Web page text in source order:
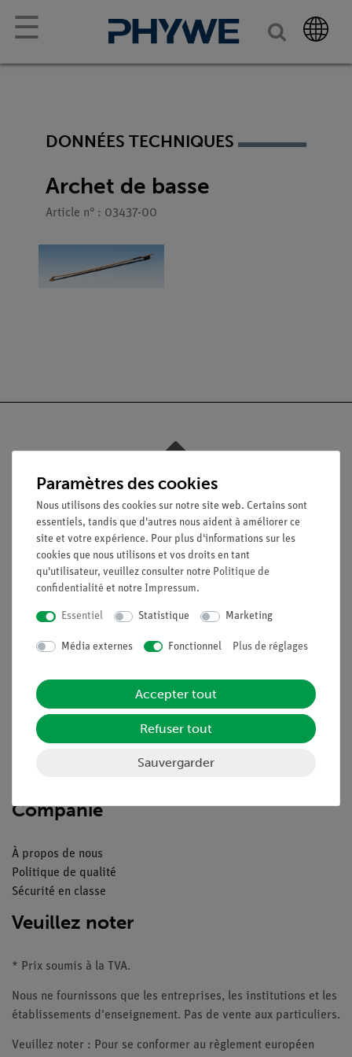
☰
DONNÉES TECHNIQUES
Archet de basse
Article n° : 03437-00
Nach oben
Légal
Contact
Conditions générales de vente
Déclaration de confidentialité
Service
Aperçu du service
Téléchargements
Catalogue
Companie
À propos de nous
Politique de qualité
Sécurité en classe
Veuillez noter
* Prix soumis à la TVA.
Nous ne fournissons que les entreprises, les institutions et les
établissements d'enseignement. Pas de vente aux particuliers.
Veuillez noter : Pour se conformer au règlement européen
Paramètres des cookies
Nous utilisons des cookies sur notre site web. Certains sont
essentiels, tandis que d'autres nous aident à améliorer ce
site et votre expérience. Pour plus d'informations sur les
cookies que nous utilisons et vos droits en tant
qu'utilisateur, veuillez consulter notre Politique de
confidentialité et notre Impressum.
Essentiel Statistique Marketing
Média externes Fonctionnel Plus de réglages
Accepter tout
Refuser tout
Sauvergarder